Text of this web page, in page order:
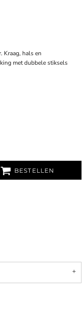
Kraag, hals en
met dubbele stiksels
BESTELLEN